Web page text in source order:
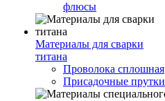
флюсы
Материалы для сварки
титана
Проволока сплошная
Присадочные прутки